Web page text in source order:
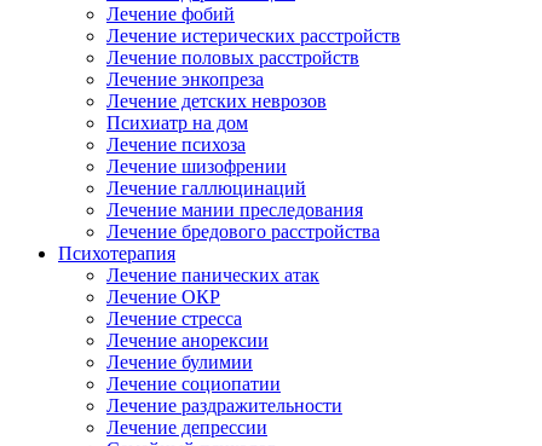
Лечение фобий
Лечение истерических расстройств
Лечение половых расстройств
Лечение энкопреза
Лечение детских неврозов
Психиатр на дом
Лечение психоза
Лечение шизофрении
Лечение галлюцинаций
Лечение мании преследования
Лечение бредового расстройства
Психотерапия
Лечение панических атак
Лечение ОКР
Лечение стресса
Лечение анорексии
Лечение булимии
Лечение социопатии
Лечение раздражительности
Лечение депрессии